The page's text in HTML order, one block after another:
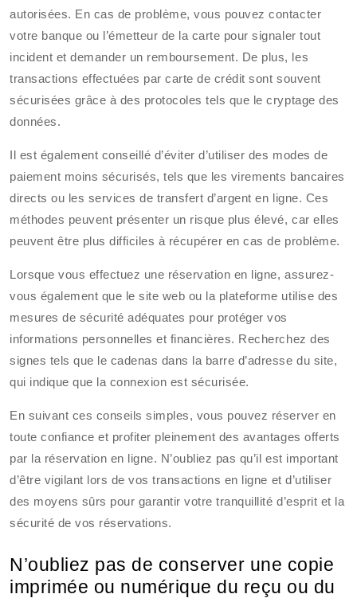
autorisées. En cas de problème, vous pouvez contacter
votre banque ou l’émetteur de la carte pour signaler tout
incident et demander un remboursement. De plus, les
transactions effectuées par carte de crédit sont souvent
sécurisées grâce à des protocoles tels que le cryptage des
données.
Il est également conseillé d’éviter d’utiliser des modes de
paiement moins sécurisés, tels que les virements bancaires
directs ou les services de transfert d’argent en ligne. Ces
méthodes peuvent présenter un risque plus élevé, car elles
peuvent être plus difficiles à récupérer en cas de problème.
Lorsque vous effectuez une réservation en ligne, assurez-
vous également que le site web ou la plateforme utilise des
mesures de sécurité adéquates pour protéger vos
informations personnelles et financières. Recherchez des
signes tels que le cadenas dans la barre d’adresse du site,
qui indique que la connexion est sécurisée.
En suivant ces conseils simples, vous pouvez réserver en
toute confiance et profiter pleinement des avantages offerts
par la réservation en ligne. N’oubliez pas qu’il est important
d’être vigilant lors de vos transactions en ligne et d’utiliser
des moyens sûrs pour garantir votre tranquillité d’esprit et la
sécurité de vos réservations.
N’oubliez pas de conserver une copie
imprimée ou numérique du reçu ou du